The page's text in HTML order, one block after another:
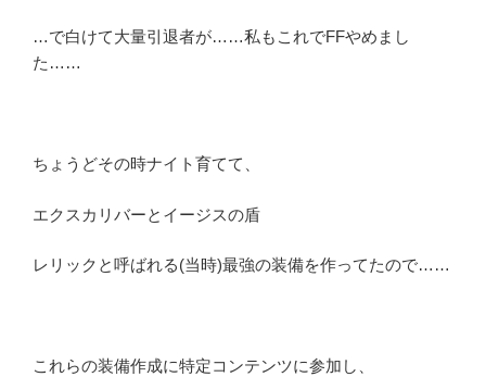
…で白けて大量引退者が……私もこれでFFやめまし
た……
ちょうどその時ナイト育てて、
エクスカリバーとイージスの盾
レリックと呼ばれる(当時)最強の装備を作ってたので……
これらの装備作成に特定コンテンツに参加し、